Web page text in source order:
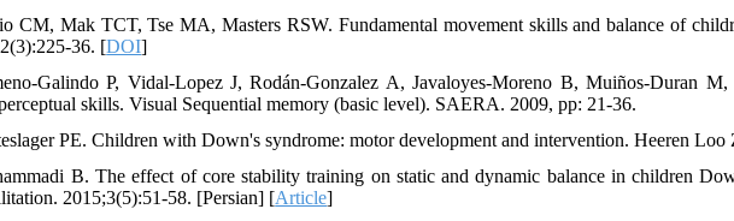
CM, Mak TCT, Tse MA, Masters RSW. Fundamental movement skills and balance of
36. [DOI]
Galindo P, Vidal-Lopez J, Rodán-Gonzalez A, Javaloyes-Moreno B, Muiños-Duran
skills. Visual Sequential memory (basic level). SAERA. 2009, pp: 21-36.
PE. Children with Down's syndrome: motor development and intervention. Heeren Loo
B. The effect of core stability training on static and dynamic balance in children
2015;3(5):51-58. [Persian] [Article]